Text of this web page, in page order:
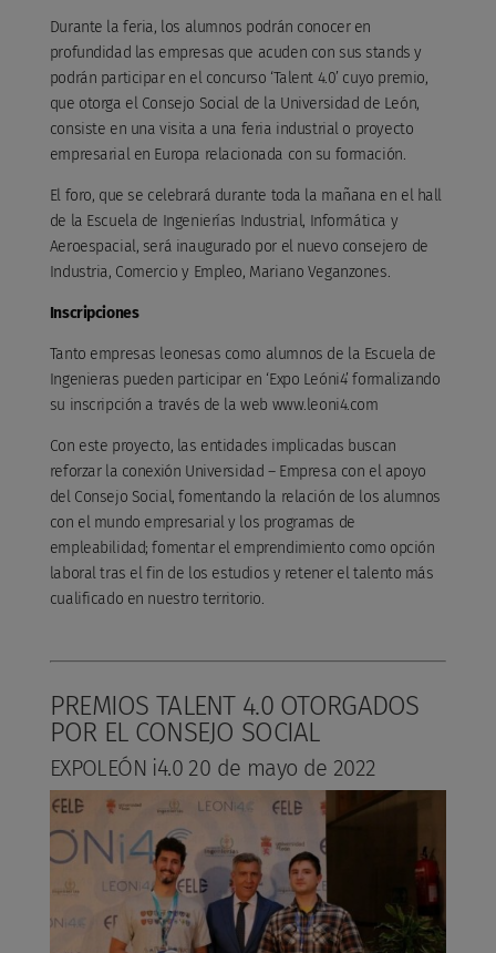
Durante la feria, los alumnos podrán conocer en
profundidad las empresas que acuden con sus stands y
podrán participar en el concurso ‘Talent 4.0’ cuyo premio,
que otorga el Consejo Social de la Universidad de León,
consiste en una visita a una feria industrial o proyecto
empresarial en Europa relacionada con su formación.
El foro, que se celebrará durante toda la mañana en el hall
de la Escuela de Ingenierías Industrial, Informática y
Aeroespacial, será inaugurado por el nuevo consejero de
Industria, Comercio y Empleo, Mariano Veganzones.
Inscripciones
Tanto empresas leonesas como alumnos de la Escuela de
Ingenieras pueden participar en ‘Expo Leóni4’ formalizando
su inscripción a través de la web www.leoni4.com
Con este proyecto, las entidades implicadas buscan
reforzar la conexión Universidad – Empresa con el apoyo
del Consejo Social, fomentando la relación de los alumnos
con el mundo empresarial y los programas de
empleabilidad; fomentar el emprendimiento como opción
laboral tras el fin de los estudios y retener el talento más
cualificado en nuestro territorio.
PREMIOS TALENT 4.0 OTORGADOS
POR EL CONSEJO SOCIAL
EXPOLEÓN i4.0 20 de mayo de 2022